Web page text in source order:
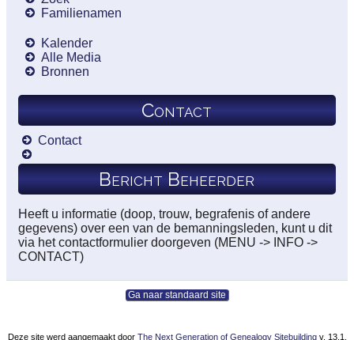
Familienamen
Kalender
Alle Media
Bronnen
Contact
Contact
Bericht Beheerder
Heeft u informatie (doop, trouw, begrafenis of andere
gegevens) over een van de bemanningsleden, kunt u dit
via het contactformulier doorgeven (MENU -> INFO ->
CONTACT)
Ga naar standaard site
Deze site werd aangemaakt door The Next Generation of Genealogy Sitebuildingv. 13.1,